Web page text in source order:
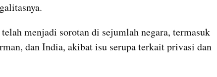
menjadi sorotan di sejumlah negara, termasuk
dan India, akibat isu serupa terkait privasi dan